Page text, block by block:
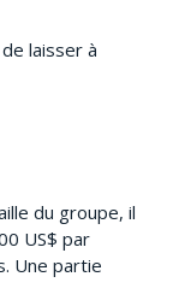
laisser à
du groupe, il
US$ par
Une partie